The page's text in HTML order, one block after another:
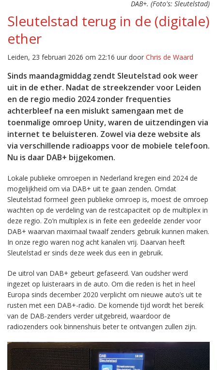
DAB+. (Foto's: Sleutelstad)
Sleutelstad terug in de (digitale)
ether
Leiden, 23 februari 2026 om 22:16 uur door Chris de Waard
Sinds maandagmiddag zendt Sleutelstad ook weer
uit in de ether. Nadat de streekzender voor Leiden
en de regio medio 2024 zonder frequenties
achterbleef na een mislukt samengaan met de
toenmalige omroep Unity, waren de uitzendingen via
internet te beluisteren. Zowel via deze website als
via verschillende radioapps voor de mobiele telefoon.
Nu is daar DAB+ bijgekomen.
Lokale publieke omroepen in Nederland kregen eind 2024 de
mogelijkheid om via DAB+ uit te gaan zenden. Omdat
Sleutelstad formeel geen publieke omroep is, moest de omroep
wachten op de verdeling van de restcapaciteit op de multiplex in
deze regio. Zo’n multiplex is in feite een gedeelde zender voor
DAB+ waarvan maximaal twaalf zenders gebruik kunnen maken.
In onze regio waren nog acht kanalen vrij. Daarvan heeft
Sleutelstad er sinds deze week dus een in gebruik.
De uitrol van DAB+ gebeurt gefaseerd. Van oudsher werd
ingezet op luisteraars in de auto. Om die reden is het in heel
Europa sinds december 2020 verplicht om nieuwe auto’s uit te
rusten met een DAB+-radio. De komende tijd wordt het bereik
van de DAB-zenders verder uitgebreid, waardoor de
radiozenders ook binnenshuis beter te ontvangen zullen zijn.